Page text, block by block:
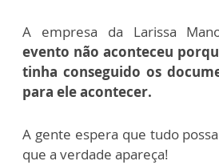
A empresa da Larissa
evento não aconteceu
tinha conseguido os
para ele acontecer.
A gente espera que tudo
que a verdade apareça!